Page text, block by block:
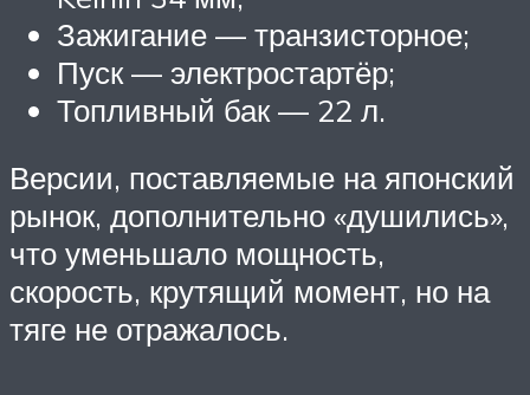
Зажигание — транзисторное;
Пуск — электростартёр;
Топливный бак — 22 л.
Версии, поставляемые на японский
рынок, дополнительно «душились»,
что уменьшало мощность,
скорость, крутящий момент, но на
тяге не отражалось.